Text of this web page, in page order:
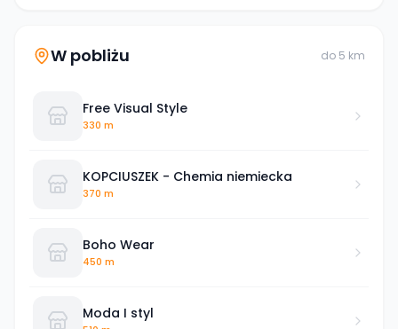
W pobliżu do 5 km
Free Visual Style
330 m
KOPCIUSZEK - Chemia niemiecka
370 m
Boho Wear
450 m
Moda I styl